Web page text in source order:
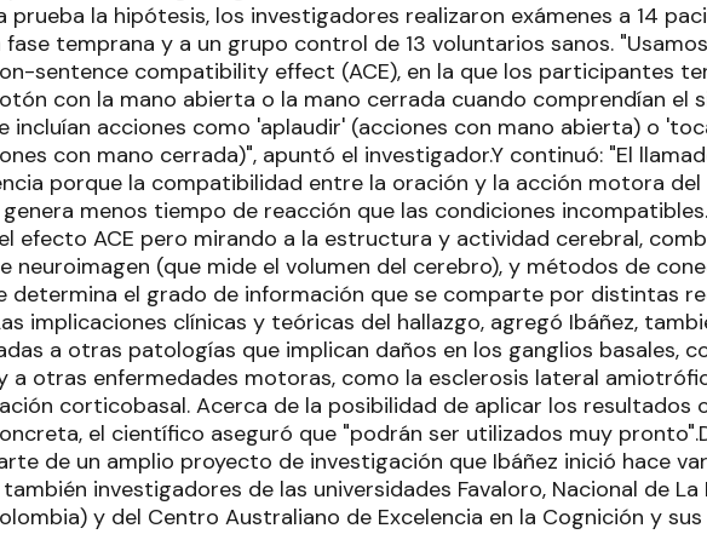
prueba la hipótesis, los investigadores realizaron exámenes a 14
fase temprana y a un grupo control de 13 voluntarios sanos.
sentence compatibility effect (ACE), en la que los participantes
con la mano abierta o la mano cerrada cuando comprendían el
incluían acciones como 'aplaudir' (acciones con mano abierta) o
con mano cerrada)", apuntó el investigador.Y continuó: "El
porque la compatibilidad entre la oración y la acción motora del
menos tiempo de reacción que las condiciones
efecto ACE pero mirando a la estructura y actividad cerebral,
neuroimagen (que mide el volumen del cerebro), y métodos de
determina el grado de información que se comparte por distintas
implicaciones clínicas y teóricas del hallazgo, agregó Ibáñez,
a otras patologías que implican daños en los ganglios basales,
a otras enfermedades motoras, como la esclerosis lateral
corticobasal. Acerca de la posibilidad de aplicar los resultados
el científico aseguró que "podrán ser utilizados muy
de un amplio proyecto de investigación que Ibáñez inició hace
investigadores de las universidades Favaloro, Nacional de La
y del Centro Australiano de Excelencia en la Cognición y sus